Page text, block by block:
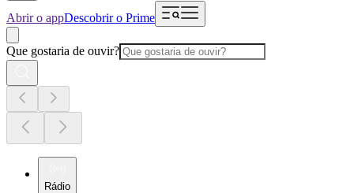
Abrir o appDescobrir o Prime
Que gostaria de ouvir?
Rádio